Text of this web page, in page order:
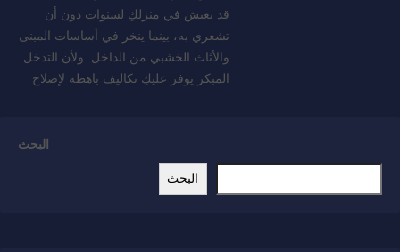
قد يعيش في منزلكِ لسنوات دون أن
تشعري به، بينما ينخر في أساسات المبنى
والأثاث الخشبي من الداخل. ولأن التدخل
المبكر يوفر عليكِ تكاليف باهظة لإصلاح
البحث
البحث